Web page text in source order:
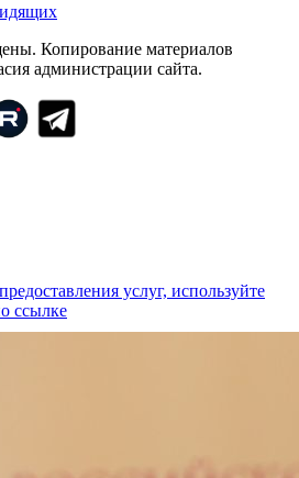
Копирование материалов
администрации сайта.
услуг, используйте
ссылке